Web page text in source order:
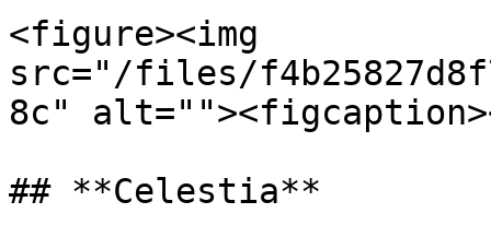
<figure><img
src="/files/
8c"
## **Celestia**